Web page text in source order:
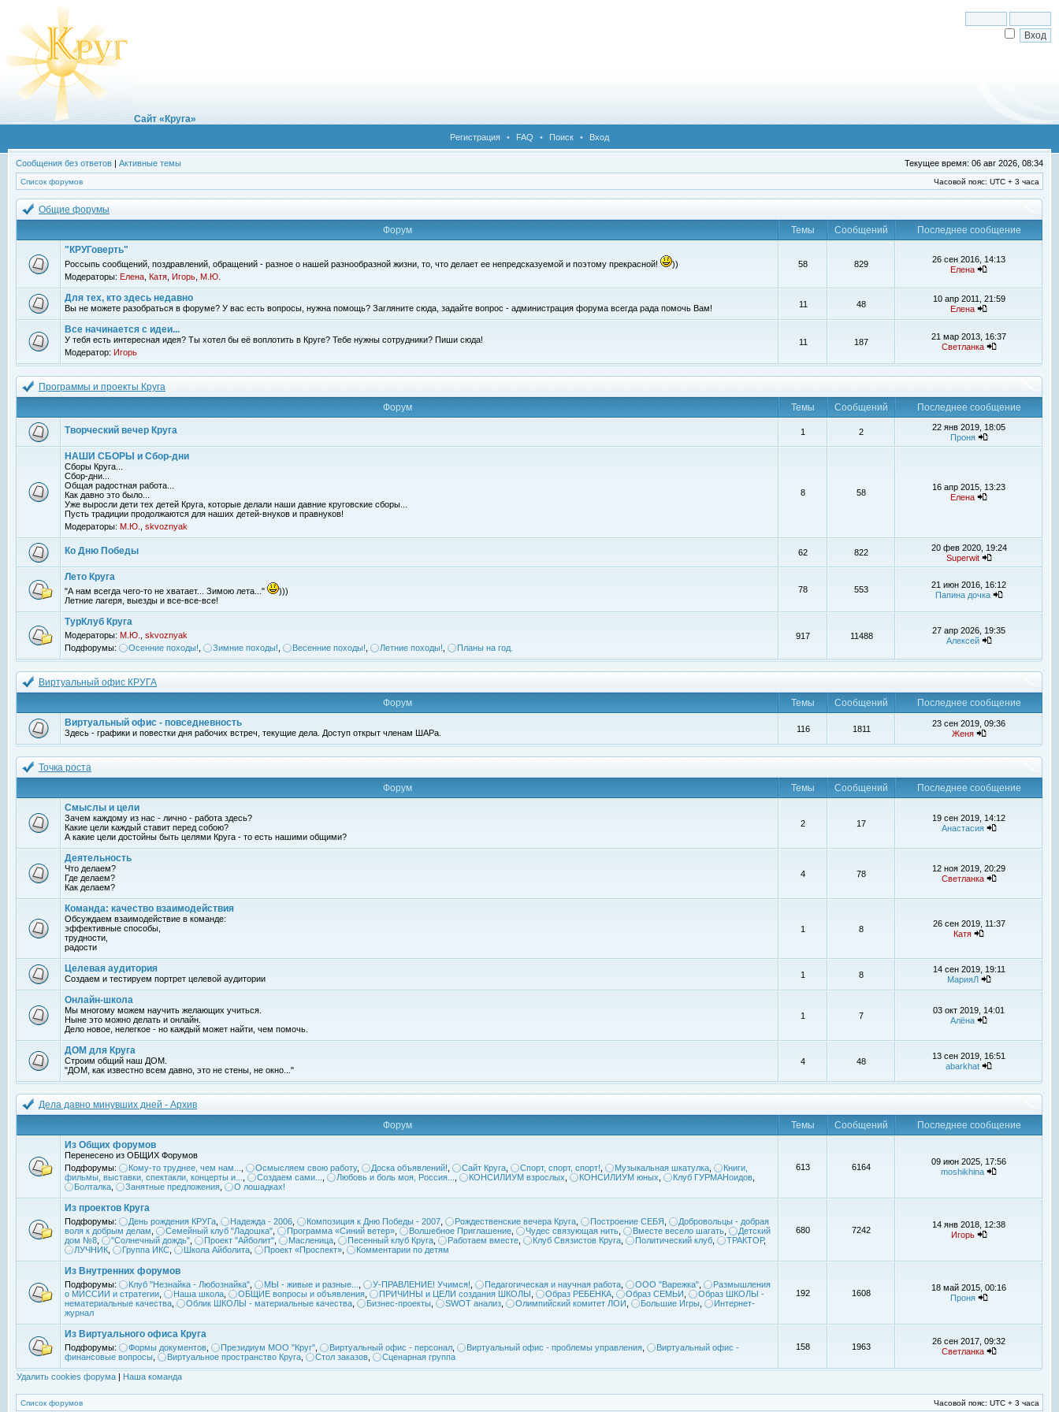
Сайт «Круга»
Регистрация • FAQ • Поиск • Вход
Сообщения без ответов | Активные темы Текущее время: 06 авг 2026, 08:34
Список форумов Часовой пояс: UTC + 3 часа
Общие форумы
Форум
Темы Сообщений
Последнее сообщение
"КРУГоверть"
Россыпь сообщений, поздравлений, обращений - разное о нашей разнообразной жизни, то, что делает ее непредсказуемой и поэтому прекрасной!
))
Модераторы: Елена Катя Игорь М.Ю.
58 829
26 сен 2016, 14:13
Елена
Для тех, кто здесь недавно
Вы не можете разобраться в форуме? У вас есть вопросы, нужна помощь? Загляните сюда, задайте вопрос - администрация форума всегда рада помочь Вам! 11 48
10 апр 2011, 21:59
Елена
Все начинается с идеи...
У тебя есть интересная идея? Ты хотел бы её воплотить в Круге? Тебе нужны сотрудники? Пиши сюда!
Модератор: Игорь
11 187
21 мар 2013, 16:37
Светланка
Программы и проекты Круга
Форум
Темы Сообщений Последнее сообщение
Творческий вечер Круга 1 2
22 янв 2019, 18:05
Проня
НАШИ СБОРЫ и Сбор-дни
Сборы Круга...
Сбор-дни...
Общая радостная работа...
Как давно это было...
Уже выросли дети тех детей Круга, которые делали наши давние круговские сборы...
Пусть традиции продолжаются для наших детей-внуков и правнуков!
Модераторы: М.Ю. skvoznyak
8 58
16 апр 2015, 13:23
Елена
Ко Дню Победы 62 822
20 фев 2020, 19:24
Superwit
Лето Круга
"А нам всегда чего-то не хватает... Зимою лета..."
)))
Летние лагеря, выезды и все-все-все!
78 553
21 июн 2016, 16:12
Папина дочка
ТурКлуб Круга
Модераторы: М.Ю.
skvoznyak
Подфорумы:
Осенние походы! Зимние походы! Весенние походы! Летние походы! Планы на год.
917 11488
27 апр 2026, 19:35
Алексей
Виртуальный офис КРУГА
Форум
Темы Сообщений
Последнее сообщение
Виртуальный офис - повседневность
Здесь - графики и повестки дня рабочих встреч, текущие дела. Доступ открыт членам ШАРа. 116 1811
23 сен 2019, 09:36
Женя
Точка роста
Форум
Темы Сообщений
Последнее сообщение
Смыслы и цели
Зачем каждому из нас - лично - работа здесь?
Какие цели каждый ставит перед собою?
А какие цели достойны быть целями Круга - то есть нашими общими?
2 17
19 сен 2019, 14:12
Анастасия
Деятельность
Что делаем?
Где делаем?
Как делаем?
4 78
12 ноя 2019, 20:29
Светланка
Команда: качество взаимодействия
Обсуждаем взаимодействие в команде:
эффективные способы,
трудности,
радости
1 8
26 сен 2019, 11:37
Катя
Целевая аудитория
Создаем и тестируем портрет целевой аудитории 1 8
14 сен 2019, 19:11
МарияЛ
Онлайн-школа
Мы многому можем научить желающих учиться.
Ныне это можно делать и онлайн.
Дело новое, нелегкое - но каждый может найти, чем помочь.
1 7
03 окт 2019, 14:01
Алёна
ДОМ для Круга
Строим общий наш ДОМ.
"ДОМ, как известно всем давно, это не стены, не окно..."
4 48
13 сен 2019, 16:51
abarkhat
Дела давно минувших дней - Архив
Форум
Темы Сообщений
Последнее сообщение
Из Общих форумов
Перенесено из ОБЩИХ Форумов
Подфорумы:
Кому-то труднее, чем нам... Осмысляем свою работу, Доска объявлений! Сайт Круга Спорт, спорт, спорт! Музыкальная шкатулка
Книги,
фильмы, выставки, спектакли, концерты и...
Создаем сами... Любовь и боль моя, Россия... КОНСИЛИУМ взрослых КОНСИЛИУМ юных Клуб ГУРМАНоидов
Болталка
Занятные предложения О лошадках!
613 6164
09 июн 2025, 17:56
moshikhina
Из проектов Круга
Подфорумы: День рождения КРУГа Надежда - 2006 Композиция к Дню Победы - 2007 Рождественские вечера Круга Построение СЕБЯ
Добровольцы - добрая
воля к добрым делам
Семейный клуб "Ладошка" Программа «Синий ветер» Волшебное Приглашение Чудес связующая нить Вместе весело шагать
Детский
дом №8
"Солнечный дождь" Проект "Айболит" Масленица Песенный клуб Круга Работаем вместе Клуб Связистов Круга Политический клуб ТРАКТОР,
ЛУЧНИК
Группа ИКС Школа Айболита Проект «Проспект» Комментарии по детям
680 7242
14 янв 2018, 12:38
Игорь
Из Внутренних форумов
Подфорумы: Клуб "Незнайка - Любознайка" МЫ - живые и разные... У-ПРАВЛЕНИЕ! Учимся! Педагогическая и научная работа ООО "Варежка"
Размышления
о МИССИИ и стратегии
Наша школа ОБЩИЕ вопросы и объявления ПРИЧИНЫ и ЦЕЛИ создания ШКОЛЫ Образ РЕБЕНКА Образ СЕМЬИ
Образ ШКОЛЫ -
нематериальные качества
Облик ШКОЛЫ - материальные качества Бизнес-проекты SWOT анализ Олимпийский комитет ЛОИ Большие Игры
Интернет-
журнал
192 1608
18 май 2015, 00:16
Проня
Из Виртуального офиса Круга
Подфорумы: Формы документов Президиум МОО "Круг" Виртуальный офис - персонал Виртуальный офис - проблемы управления
Виртуальный офис -
финансовые вопросы
Виртуальное пространство Круга Стол заказов Сценарная группа
158 1963
26 сен 2017, 09:32
Светланка
Удалить cookies форума | Наша команда
Список форумов Часовой пояс: UTC + 3 часа